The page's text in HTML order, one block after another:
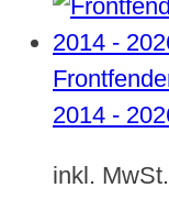
2014 -
inkl. MwSt.